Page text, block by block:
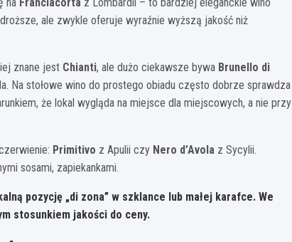
ale zwykle oferuje wyraźnie wyższą jakość niż
znane jest Chianti, ale dużo ciekawsze bywa Brunello di
Na stołowe wino do prostego obiadu często dobrze sprawdza
że lokal wygląda na miejsce dla miejscowych, a nie przy
Primitivo z Apulii czy Nero d’Avola z Sycylii.
sosami, zapiekankami.
pozycję „di zona” w szklance lub małej karafce. We
stosunkiem jakości do ceny.